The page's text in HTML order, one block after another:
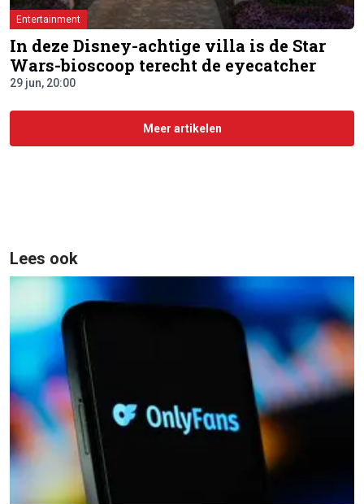
Entertainment
In deze Disney-achtige villa is de Star
Wars-bioscoop terecht de eyecatcher
29 jun, 20:00
Meer artikelen
Lees ook